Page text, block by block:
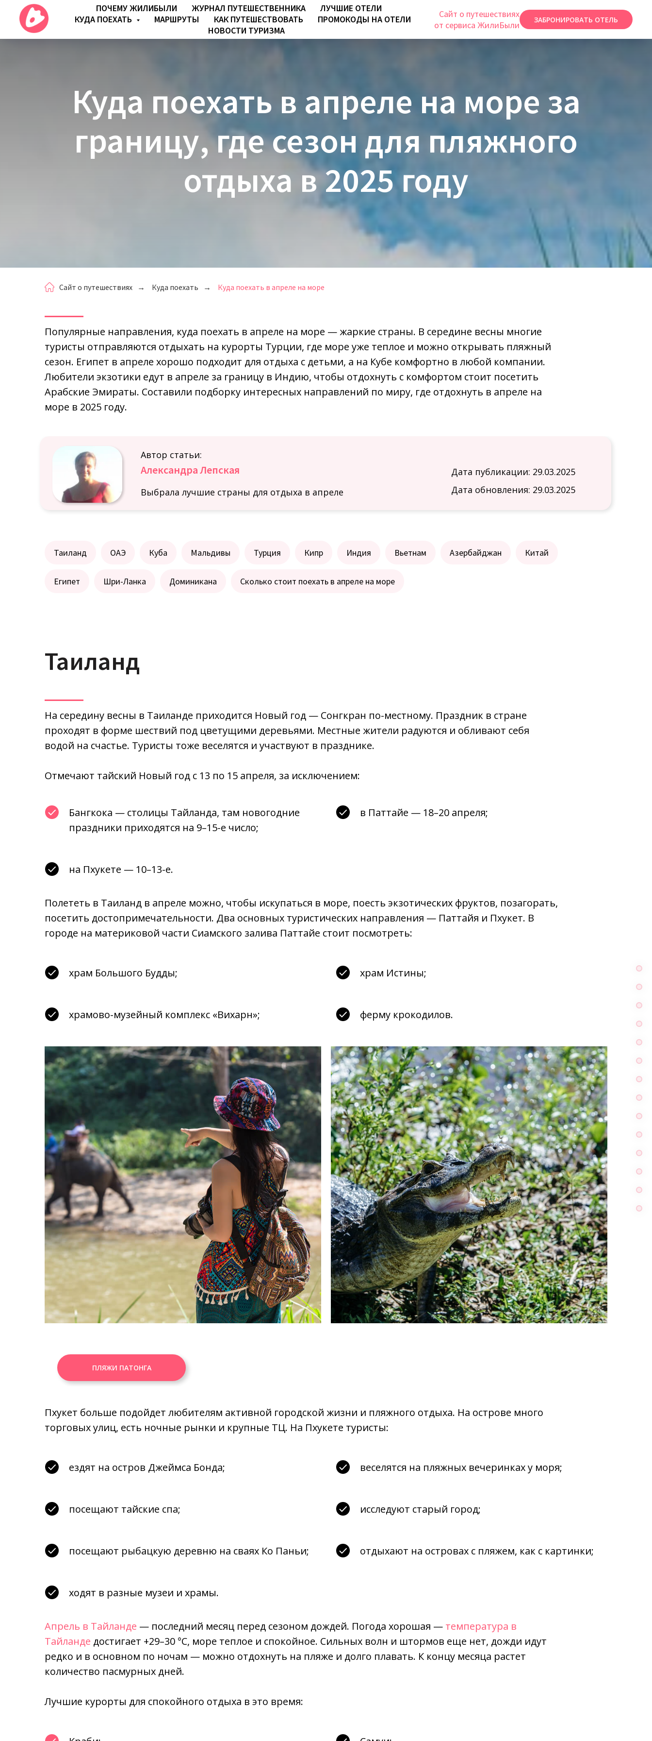
ПОЧЕМУ ЖИЛИБЫЛИ ЖУРНАЛ ПУТЕШЕСТВЕННИКА
ЛУЧШИЕ ОТЕЛИ
КУДА ПОЕХАТЬ
МАРШРУТЫ КАК ПУТЕШЕСТВОВАТЬ
ПРОМОКОДЫ НА ОТЕЛИ
НОВОСТИ ТУРИЗМА
Сайт о путешествиях
от сервиса ЖилиБыли
ЗАБРОНИРОВАТЬ ОТЕЛЬ
Куда поехать в апреле на море за
границу, где сезон для пляжного
отдыха в 2025 году
Сайт о путешествиях → Куда поехать → Куда поехать в апреле на море
Популярные направления, куда поехать в апреле на море — жаркие страны. В середине весны многие
туристы отправляются отдыхать на курорты Турции, где море уже теплое и можно открывать пляжный
сезон. Египет в апреле хорошо подходит для отдыха с детьми, а на Кубе комфортно в любой компании.
Любители экзотики едут в апреле за границу в Индию, чтобы отдохнуть с комфортом стоит посетить
Арабские Эмираты. Составили подборку интересных направлений по миру, где отдохнуть в апреле на
море в 2025 году.
Дата публикации: 29.03.2025
Автор статьи:
Дата обновления: 29.03.2025
Выбрала лучшие страны для отдыха в апреле
Александра Лепская
Таиланд ОАЭ Куба Мальдивы Турция Кипр Индия Вьетнам Азербайджан Китай
Египет Шри-Ланка Доминикана Сколько стоит поехать в апреле на море
Таиланд
На середину весны в Таиланде приходится Новый год — Сонгкран по-местному. Праздник в стране
проходят в форме шествий под цветущими деревьями. Местные жители радуются и обливают себя
водой на счастье. Туристы тоже веселятся и участвуют в празднике.
Отмечают тайский Новый год с 13 по 15 апреля, за исключением:
Бангкока — столицы Тайланда, там новогодние
праздники приходятся на 9–15-е число;
в Паттайе — 18–20 апреля;
на Пхукете — 10–13-е.
Полететь в Таиланд в апреле можно, чтобы искупаться в море, поесть экзотических фруктов, позагорать,
посетить достопримечательности. Два основных туристических направления — Паттайя и Пхукет. В
городе на материковой части Сиамского залива Паттайе стоит посмотреть:
храм Большого Будды; храм Истины;
храмово-музейный комплекс «Вихарн»; ферму крокодилов.
ПЛЯЖИ ПАТОНГА
Пхукет больше подойдет любителям активной городской жизни и пляжного отдыха. На острове много
торговых улиц, есть ночные рынки и крупные ТЦ. На Пхукете туристы:
ездят на остров Джеймса Бонда; веселятся на пляжных вечеринках у моря;
посещают тайские спа; исследуют старый город;
посещают рыбацкую деревню на сваях Ко Паньи; отдыхают на островах с пляжем, как с картинки;
ходят в разные музеи и храмы.
Апрель в Тайланде — последний месяц перед сезоном дождей. Погода хорошая — температура в
Тайланде достигает +29–30 °C, море теплое и спокойное. Сильных волн и штормов еще нет, дожди идут
редко и в основном по ночам — можно отдохнуть на пляже и долго плавать. К концу месяца растет
количество пасмурных дней.
Лучшие курорты для спокойного отдыха в это время: